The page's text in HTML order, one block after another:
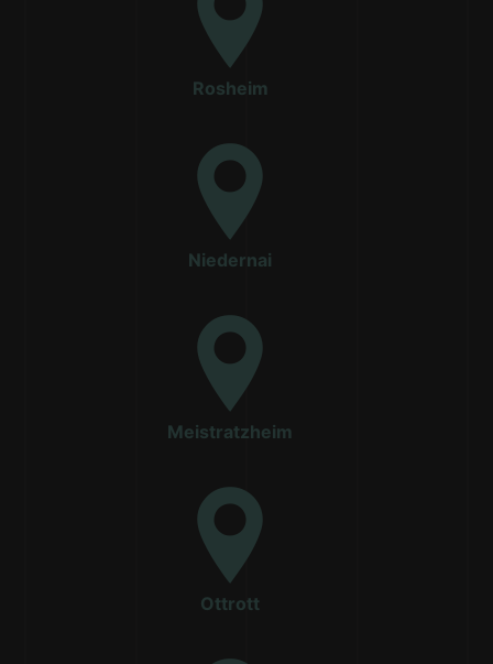
Rosheim
Niedernai
Meistratzheim
Ottrott